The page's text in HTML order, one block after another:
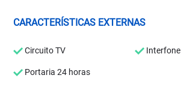
CARACTERÍSTICAS EXTERNAS
Circuito TV Interfone
Portaria 24 horas